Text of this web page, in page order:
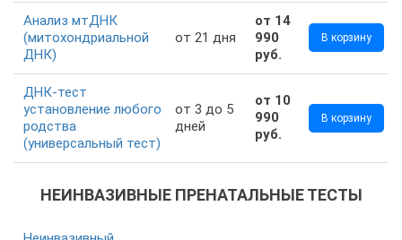
Анализ мтДНК
(митохондриальной
ДНК)
от 21 дня
от 14
990
руб.
В корзину
ДНК-тест
установление любого
родства
(универсальный тест)
от 3 до 5
дней
от 10
990
руб.
В корзину
НЕИНВАЗИВНЫЕ ПРЕНАТАЛЬНЫЕ ТЕСТЫ